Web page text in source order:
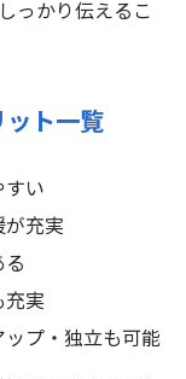
っかり伝えるこ
ト一覧
い
充実
実
プ・独立も可能